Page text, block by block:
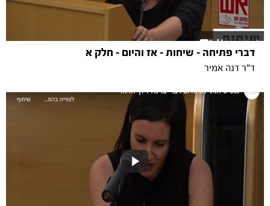
דברי פתיחה - שיחות - אז והיום - חלק א
ד"ר דנה אמיר